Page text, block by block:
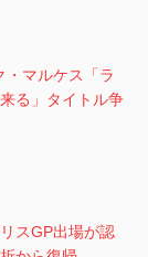
マルケス「ラ
る」タイトル争
スGP出場が認